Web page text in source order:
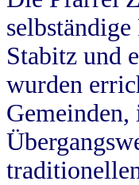
Stabitz und
wurden
Gemeinden,